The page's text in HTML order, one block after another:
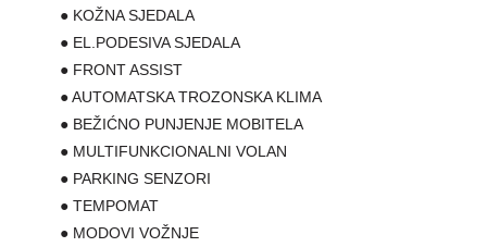
● KOŽNA SJEDALA
● EL.PODESIVA SJEDALA
● FRONT ASSIST
● AUTOMATSKA TROZONSKA KLIMA
● BEŽIĆNO PUNJENJE MOBITELA
● MULTIFUNKCIONALNI VOLAN
● PARKING SENZORI
● TEMPOMAT
● MODOVI VOŽNJE